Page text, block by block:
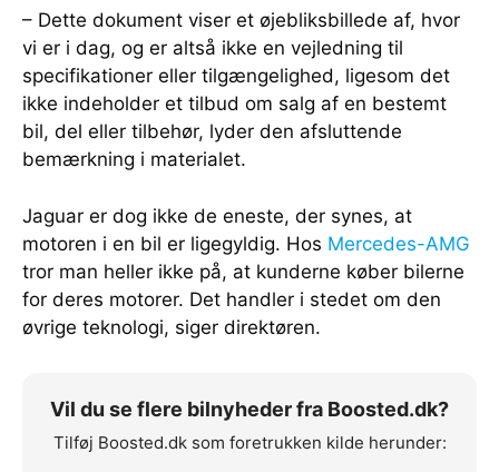
– Dette dokument viser et øjebliksbillede af, hvor
vi er i dag, og er altså ikke en vejledning til
specifikationer eller tilgængelighed, ligesom det
ikke indeholder et tilbud om salg af en bestemt
bil, del eller tilbehør, lyder den afsluttende
bemærkning i materialet.
Jaguar er dog ikke de eneste, der synes, at
motoren i en bil er ligegyldig. Hos Mercedes-AMG
tror man heller ikke på, at kunderne køber bilerne
for deres motorer. Det handler i stedet om den
øvrige teknologi, siger direktøren.
Vil du se flere bilnyheder fra Boosted.dk?
Tilføj Boosted.dk som foretrukken kilde herunder: